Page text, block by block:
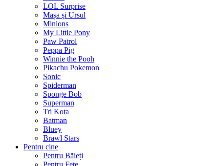
LOL Surprise
Mașa și Ursul
Minions
My Little Pony
Paw Patrol
Peppa Pig
Winnie the Pooh
Pikachu Pokemon
Sonic
Spiderman
Sponge Bob
Superman
Tri Kota
Batman
Bluey
Brawl Stars
Pentru cine
Pentru Băieți
Pentru Fete